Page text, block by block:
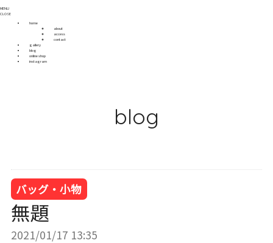
MENU
CLOSE
home
about
access
contact
gallery
blog
online shop
instagram
blog
バッグ・小物
無題
2021/01/17 13:35